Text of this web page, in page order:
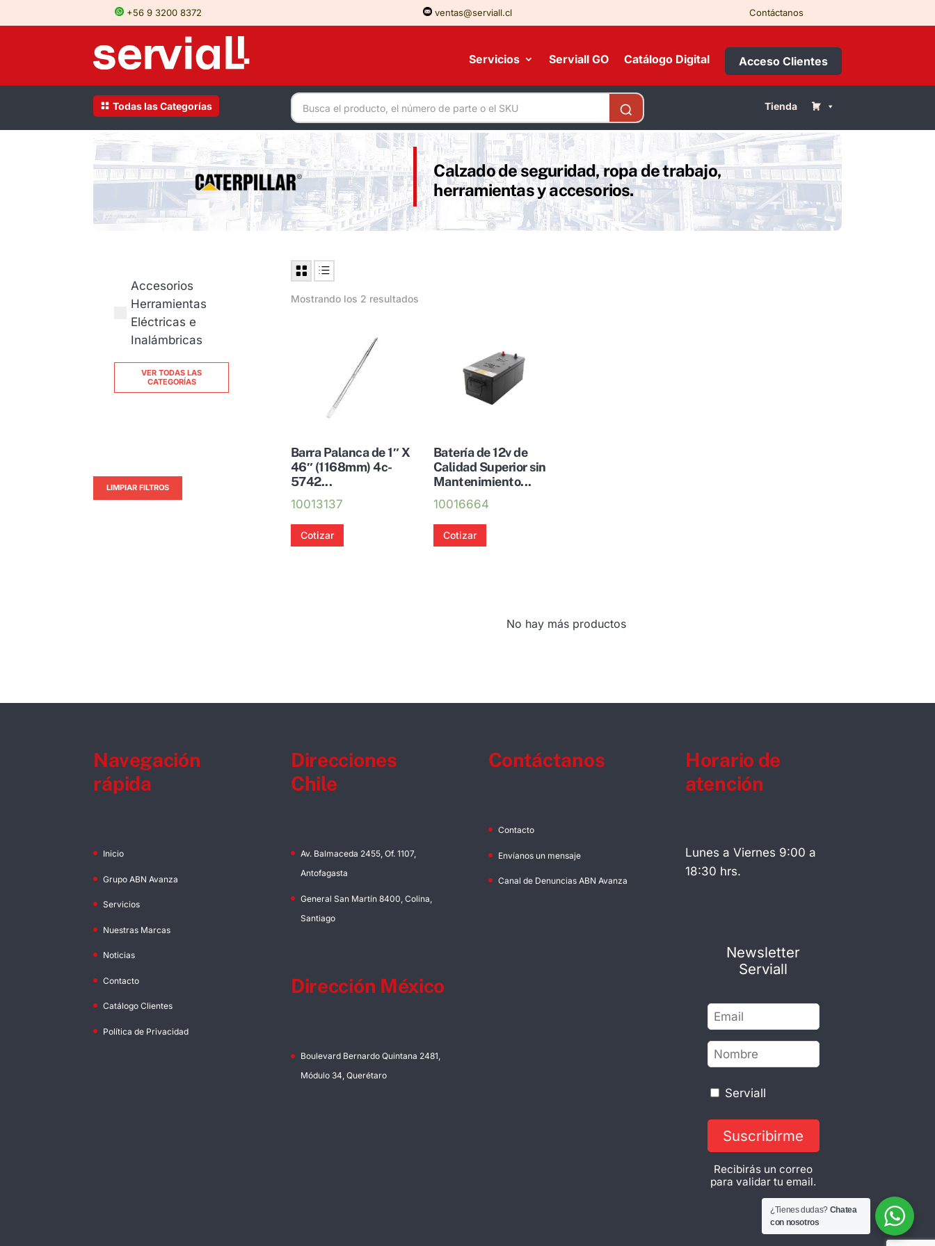
+56 9 3200 8372 ventas@serviall.cl Contáctanos
Servicios Serviall GO Catálogo Digital Acceso Clientes
Todas las Categorías Tienda
Calzado de seguridad, ropa de trabajo,
herramientas y accesorios.
Accesorios
Herramientas
Eléctricas e
Inalámbricas
VER TODAS LAS
CATEGORÍAS
LIMPIAR FILTROS
Mostrando los 2 resultados
Barra Palanca de 1″ X
46″ (1168mm) 4c-
5742...
10013137
Cotizar
Batería de 12v de
Calidad Superior sin
Mantenimiento...
10016664
Cotizar
No hay más productos
Navegación
rápida
Inicio
Grupo ABN Avanza
Servicios
Nuestras Marcas
Noticias
Contacto
Catálogo Clientes
Política de Privacidad
Direcciones
Chile
Av. Balmaceda 2455, Of. 1107,
Antofagasta
General San Martín 8400, Colina,
Santiago
Dirección México
Boulevard Bernardo Quintana 2481,
Módulo 34, Querétaro
Contáctanos
Contacto
Envíanos un mensaje
Canal de Denuncias ABN Avanza
Horario de
atención
Lunes a Viernes 9:00 a
18:30 hrs.
Newsletter
Serviall
Serviall
Suscribirme
Recibirás un correo
para validar tu email.
¿Tienes dudas? Chatea
con nosotros